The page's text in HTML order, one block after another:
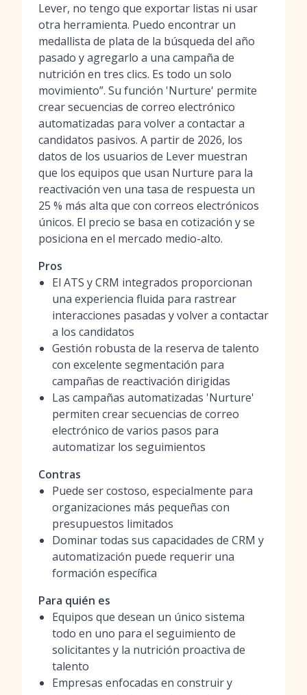
Lever, no tengo que exportar listas ni usar
otra herramienta. Puedo encontrar un
medallista de plata de la búsqueda del año
pasado y agregarlo a una campaña de
nutrición en tres clics. Es todo un solo
movimiento”. Su función 'Nurture' permite
crear secuencias de correo electrónico
automatizadas para volver a contactar a
candidatos pasivos. A partir de 2026, los
datos de los usuarios de Lever muestran
que los equipos que usan Nurture para la
reactivación ven una tasa de respuesta un
25 % más alta que con correos electrónicos
únicos. El precio se basa en cotización y se
posiciona en el mercado medio-alto.
Pros
El ATS y CRM integrados proporcionan
una experiencia fluida para rastrear
interacciones pasadas y volver a contactar
a los candidatos
Gestión robusta de la reserva de talento
con excelente segmentación para
campañas de reactivación dirigidas
Las campañas automatizadas 'Nurture'
permiten crear secuencias de correo
electrónico de varios pasos para
automatizar los seguimientos
Contras
Puede ser costoso, especialmente para
organizaciones más pequeñas con
presupuestos limitados
Dominar todas sus capacidades de CRM y
automatización puede requerir una
formación específica
Para quién es
Equipos que desean un único sistema
todo en uno para el seguimiento de
solicitantes y la nutrición proactiva de
talento
Empresas enfocadas en construir y